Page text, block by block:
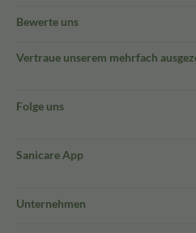
Bewerte uns
Vertraue unserem mehrfach
Folge uns
Sanicare App
Unternehmen